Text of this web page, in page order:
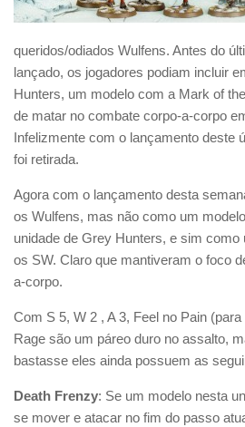
queridos/odiados Wulfens. Antes do
lançado, os jogadores podiam incluir
Hunters, um modelo com a Mark of
de matar no combate corpo-a-corpo
Infelizmente com o lançamento deste
foi retirada.
Agora com o lançamento desta
os Wulfens, mas não como um
unidade de Grey Hunters, e sim como
os SW. Claro que mantiveram o foco
a-corpo.
Com S 5, W 2 , A 3, Feel no Pain
Rage são um páreo duro no assalto,
bastasse eles ainda possuem as
Death Frenzy: Se um modelo nesta
se mover e atacar no fim do passo